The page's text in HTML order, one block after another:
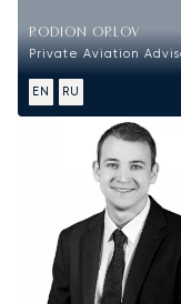
RODION ORLOV
Private Aviation
EN RU